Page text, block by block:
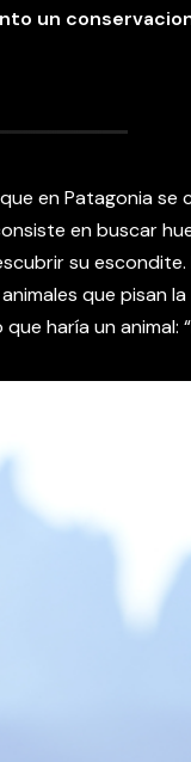
un
en Patagonia
en buscar
su escondite.
que pisan
haría un animal: